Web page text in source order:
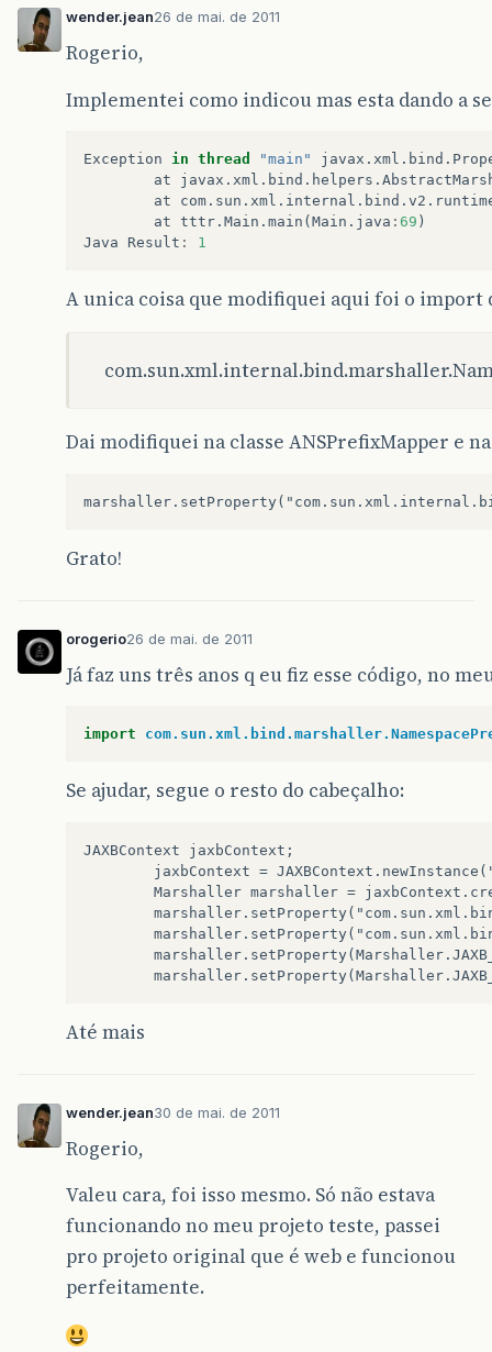
wender.jean26 de mai. de 2011
Rogerio,
Implementei como indicou mas esta dando a
Exception in thread "main" javax . xml . bind .
at
javax . xml . bind . helpers .
at
com . sun . xml . internal . bind . v2 .
at tttr . Main . main ( Main . java : 69 )
Java
Result : 1
A unica coisa que modifiquei aqui foi o import
Dai modifiquei na classe ANSPrefixMapper e
Grato!
orogerio26 de mai. de 2011
Já faz uns três anos q eu fiz esse código, no
import
Se ajudar, segue o resto do cabeçalho:
JAXBContext jaxbContext;
jaxbContext =
Marshaller marshaller =
Até mais
wender.jean30 de mai. de 2011
Rogerio,
Valeu cara, foi isso mesmo. Só não estava
funcionando no meu projeto teste, passei
pro projeto original que é web e funcionou
perfeitamente.